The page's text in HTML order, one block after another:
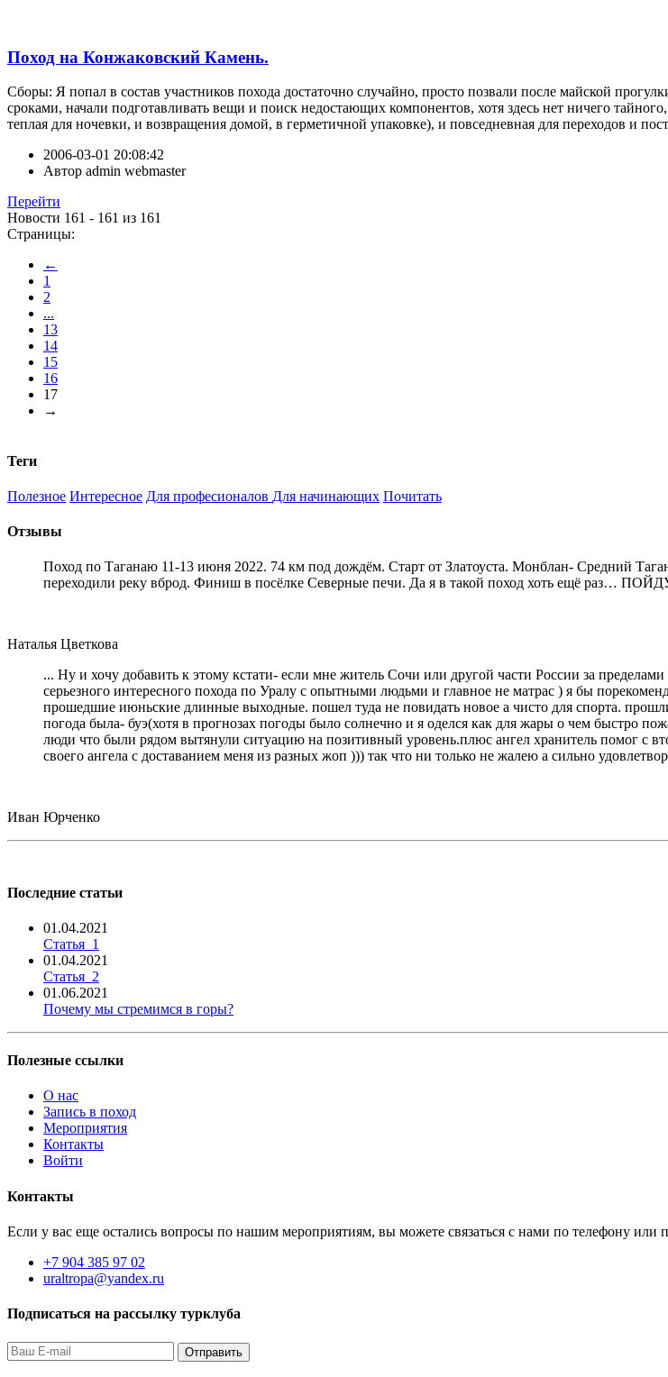
Поход на Конжаковский Камень.
Сборы: Я попал в состав участников похода достаточно случайно, просто позвали после майской
сроками, начали подготавливать вещи и поиск недостающих компонентов, хотя здесь нет ничего
теплая для ночевки, и возвращения домой, в герметичной упаковке), и повседневная для переходов и
2006-03-01 20:08:42
Автор admin webmaster
Перейти
Новости 161 - 161 из 161
Страницы:
←
1
2
...
13
14
15
16
17
→
Теги
Полезное Интересное Для професионалов Для начинающих Почитать
Отзывы
Поход по Таганаю 11-13 июня 2022. 74 км под дождём. Старт от Златоуста. Монблан- Средний
переходили реку вброд. Финиш в посёлке Северные печи. Да я в такой поход хоть ещё раз…
Наталья Цветкова
... Ну и хочу добавить к этому кстати- если мне житель Сочи или другой части России за
серьезного интересного похода по Уралу с опытными людьми и главное не матрас ) я бы
прошедшие июньские длинные выходные. пошел туда не повидать новое а чисто для спорта.
погода была- буэ(хотя в прогнозах погоды было солнечно и я оделся как для жары о чем быстро
люди что были рядом вытянули ситуацию на позитивный уровень.плюс ангел хранитель помог с
своего ангела с доставанием меня из разных жоп ))) так что ни только не жалею а сильно
Иван Юрченко
Последние статьи
01.04.2021
Статья_1
01.04.2021
Статья_2
01.06.2021
Почему мы стремимся в горы?
Полезные ссылки
О нас
Запись в поход
Мероприятия
Контакты
Войти
Контакты
Если у вас еще остались вопросы по нашим мероприятиям, вы можете связаться с нами по телефону или
+7 904 385 97 02
uraltropa@yandex.ru
Подписаться на рассылку турклуба